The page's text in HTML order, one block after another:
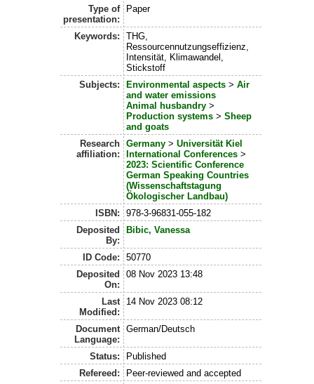
Type of
presentation:
Paper
Keywords:
THG,
Ressourcennutzungseffizienz,
Intensität, Klimawandel,
Stickstoff
Subjects:
Environmental aspects >Air
and water emissions
Animal husbandry >
Production systems >Sheep
and goats
Research
affiliation:
Germany >Universität Kiel
International Conferences >
2023: Scientific Conference
German Speaking Countries
(Wissenschaftstagung
Ökologischer Landbau)
ISBN:
978-3-96831-055-182
Deposited
By:
Bibic, Vanessa
ID Code:
50770
Deposited
On:
08 Nov 2023 13:48
Last
Modified:
14 Nov 2023 08:12
Document
Language:
German/Deutsch
Status:
Published
Refereed:
Peer-reviewed and accepted